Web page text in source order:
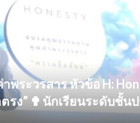
ระวรสาร หัวข้อ H:
ตรง” ✟ นักเรียนระดับชั้น